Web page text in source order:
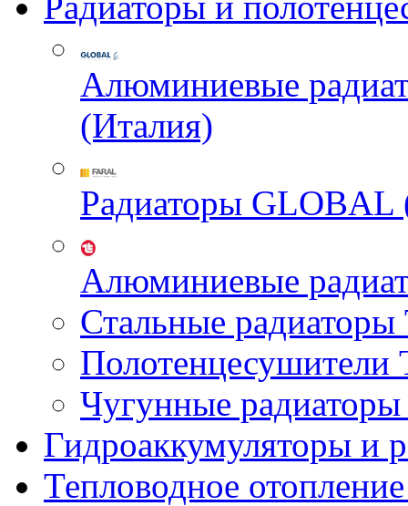
Алюминиевые
(Италия)
Радиаторы GLOBAL
Алюминиевые
Стальные
Чугунные
Гидроаккумуляторы и
Тепловодное